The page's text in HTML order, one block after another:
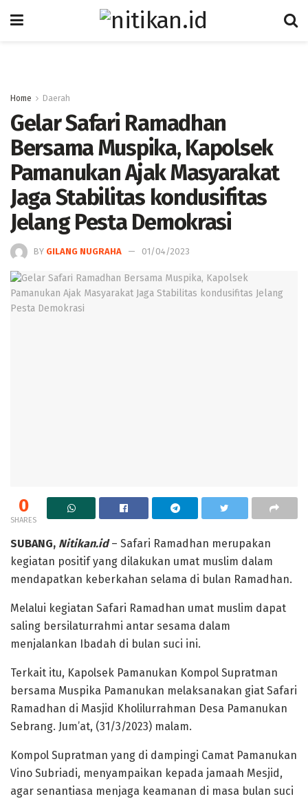
Home Daerah
Gelar Safari Ramadhan
Bersama Muspika, Kapolsek
Pamanukan Ajak Masyarakat
Jaga Stabilitas kondusifitas
Jelang Pesta Demokrasi
BY GILANG NUGRAHA 01/04/2023
0
SHARES
SUBANG, Nitikan.id– Safari Ramadhan merupakan
kegiatan positif yang dilakukan umat muslim dalam
mendapatkan keberkahan selama di bulan Ramadhan.
Melalui kegiatan Safari Ramadhan umat muslim dapat
saling bersilaturrahmi antar sesama dalam
menjalankan Ibadah di bulan suci ini.
Terkait itu, Kapolsek Pamanukan Kompol Supratman
bersama Muspika Pamanukan melaksanakan giat Safari
Ramadhan di Masjid Kholilurrahman Desa Pamanukan
Sebrang. Jum’at, (31/3/2023) malam.
Kompol Supratman yang di dampingi Camat Pamanukan
Vino Subriadi, menyampaikan kepada jamaah Mesjid,
agar senantiasa menjaga keamanan di masa bulan suci